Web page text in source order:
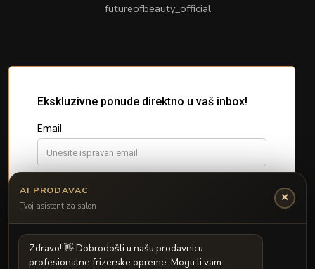
futureofbeauty_official
AI PRODAVAC
Tvoj asistent za salon
✕
Zdravo! Dobrodošli u našu prodavnicu
profesionalne frizerske opreme. Mogu li vam